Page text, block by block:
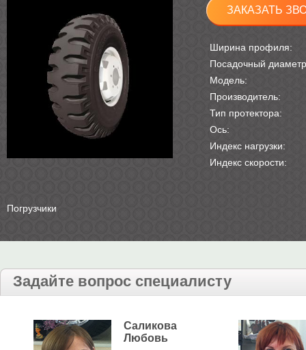
ЗАКАЗАТЬ
Ширина профиля:
Посадочный
Модель:
Производитель:
Тип протектора:
Ось:
Индекс нагрузки:
Индекс скорости:
Погрузчики
Задайте вопрос специалисту
Саликова
Любовь